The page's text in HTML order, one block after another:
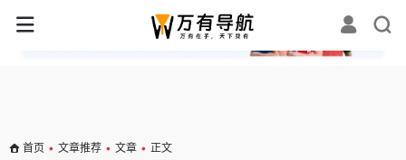
✕
首页 • 文章推荐 • 文章 • 正文